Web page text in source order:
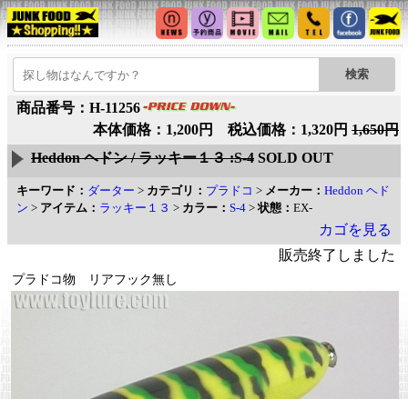
商品番号：H-11256
本体価格：1,200円 税込価格：1,320円 1,650円
Heddon ヘドン / ラッキー１３ :S-4 SOLD OUT
キーワード： ダーター > カテゴリ： プラドコ > メーカー： Heddon ヘド
ン > アイテム： ラッキー１３ > カラー： S-4 >状態： EX-
カゴを見る
販売終了しました
プラドコ物 リアフック無し